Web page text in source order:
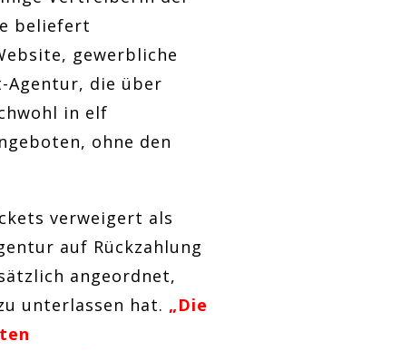
beliefert
gewerbliche
Agentur, die über
in elf
ohne den
verweigert als
auf Rückzahlung
angeordnet,
unterlassen hat. „Die